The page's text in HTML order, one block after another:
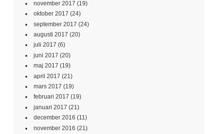
november 2017 (19)
oktober 2017 (24)
september 2017 (24)
augusti 2017 (20)
juli 2017 (6)
juni 2017 (20)
maj 2017 (19)
april 2017 (21)
mars 2017 (19)
februari 2017 (19)
januari 2017 (21)
december 2016 (11)
november 2016 (21)